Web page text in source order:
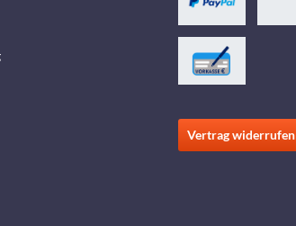
Vertrag widerrufen